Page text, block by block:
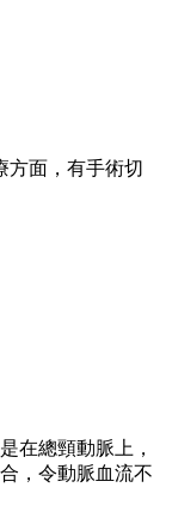
方面，有手術切
在總頸動脈上，
，令動脈血流不